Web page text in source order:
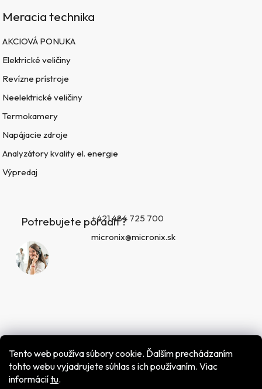
Tento web používa súbory cookie. Ďalším prechádzaním
tohto webu vyjadrujete súhlas s ich používaním. Viac
informáciítu.
Meracia technika
AKCIOVÁ PONUKA
Elektrické veličiny
Revízne prístroje
Neelektrické veličiny
Termokamery
Napájacie zdroje
Analyzátory kvality el. energie
Výpredaj
Potrebujete poradiť?+421 484 725 700
micronix@micronix.sk